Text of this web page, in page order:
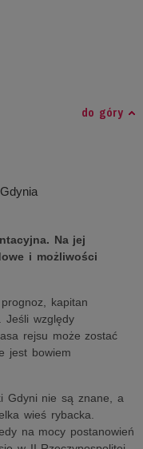
do góry
Na jej
i możliwości
kapitan
Jeśli względy
rejsu może zostać
jest bowiem
Gdyni nie są znane, a
wieś rybacka.
na mocy postanowień